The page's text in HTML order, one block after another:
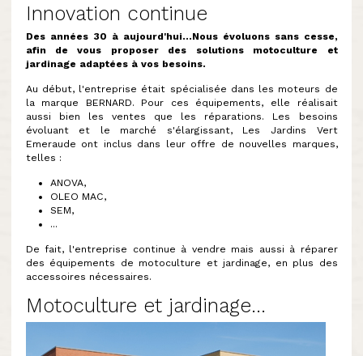
Innovation continue
Des années 30 à aujourd'hui...Nous évoluons sans cesse,
afin de vous proposer des solutions motoculture et
jardinage adaptées à vos besoins.
Au début, l'entreprise était spécialisée dans les moteurs de
la marque BERNARD. Pour ces équipements, elle réalisait
aussi bien les ventes que les réparations. Les besoins
évoluant et le marché s'élargissant, Les Jardins Vert
Emeraude ont inclus dans leur offre de nouvelles marques,
telles :
ANOVA,
OLEO MAC,
SEM,
...
De fait, l'entreprise continue à vendre mais aussi à réparer
des équipements de motoculture et jardinage, en plus des
accessoires nécessaires.
Motoculture et jardinage...